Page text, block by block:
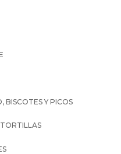
BISCOTES Y PICOS